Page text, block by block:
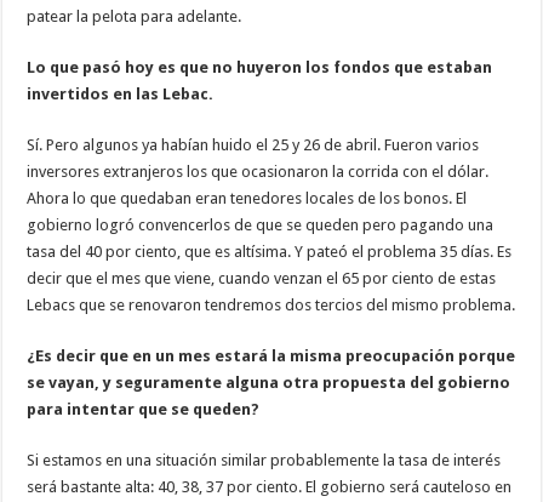
patear la pelota para adelante.
Lo que pasó hoy es que no huyeron los fondos que estaban
invertidos en las Lebac.
Sí. Pero algunos ya habían huido el 25 y 26 de abril. Fueron varios
inversores extranjeros los que ocasionaron la corrida con el dólar.
Ahora lo que quedaban eran tenedores locales de los bonos. El
gobierno logró convencerlos de que se queden pero pagando una
tasa del 40 por ciento, que es altísima. Y pateó el problema 35 días. Es
decir que el mes que viene, cuando venzan el 65 por ciento de estas
Lebacs que se renovaron tendremos dos tercios del mismo problema.
¿Es decir que en un mes estará la misma preocupación porque
se vayan, y seguramente alguna otra propuesta del gobierno
para intentar que se queden?
Si estamos en una situación similar probablemente la tasa de interés
será bastante alta: 40, 38, 37 por ciento. El gobierno será cauteloso en